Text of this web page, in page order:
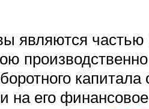
являются частью
на его